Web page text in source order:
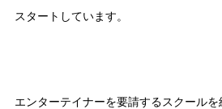
スタートしています。
エンターテイナーを要請するスクールを